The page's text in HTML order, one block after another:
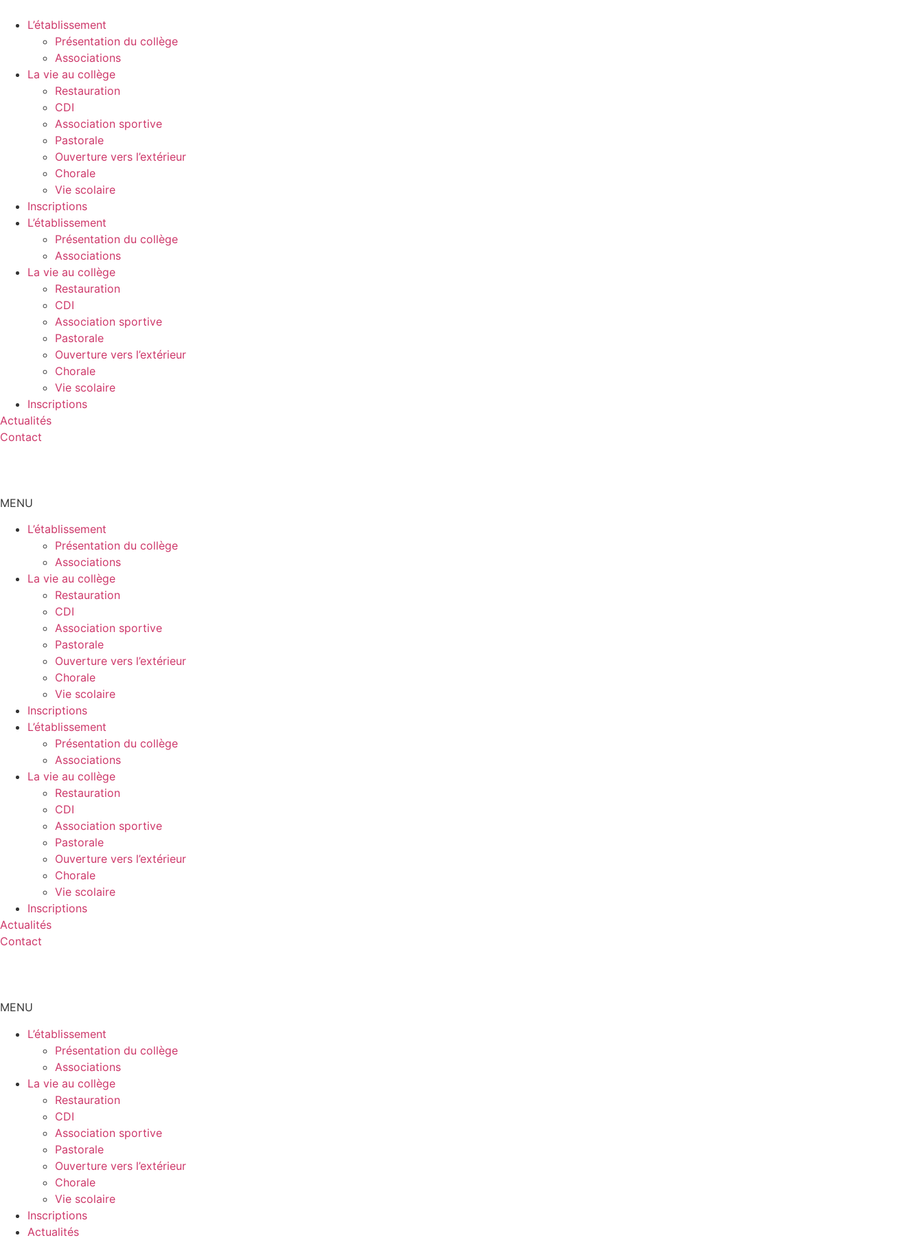
L’établissement
Présentation du collège
Associations
La vie au collège
Restauration
CDI
Association sportive
Pastorale
Ouverture vers l’extérieur
Chorale
Vie scolaire
Inscriptions
L’établissement
Présentation du collège
Associations
La vie au collège
Restauration
CDI
Association sportive
Pastorale
Ouverture vers l’extérieur
Chorale
Vie scolaire
Inscriptions
Actualités
Contact
MENU
L’établissement
Présentation du collège
Associations
La vie au collège
Restauration
CDI
Association sportive
Pastorale
Ouverture vers l’extérieur
Chorale
Vie scolaire
Inscriptions
L’établissement
Présentation du collège
Associations
La vie au collège
Restauration
CDI
Association sportive
Pastorale
Ouverture vers l’extérieur
Chorale
Vie scolaire
Inscriptions
Actualités
Contact
MENU
L’établissement
Présentation du collège
Associations
La vie au collège
Restauration
CDI
Association sportive
Pastorale
Ouverture vers l’extérieur
Chorale
Vie scolaire
Inscriptions
Actualités